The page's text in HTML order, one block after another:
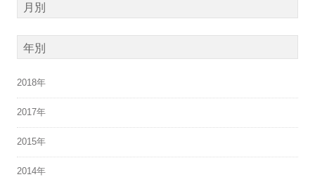
月別
年別
2018年
2017年
2015年
2014年